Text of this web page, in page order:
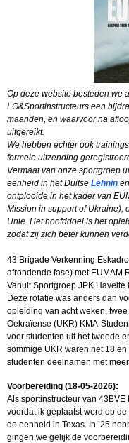
Op deze website besteden we
LO&Sportinstructeurs een
maanden, en waarvoor na
uitgereikt.
We hebben echter ook
formele uitzending
Vermaat van onze sportgroep
eenheid in het Duitse Lehnin
ontplooide in het kader van
Mission in support of Ukraine),
Unie. Het hoofddoel is het
zodat zij zich beter kunnen
43 Brigade Verkenning
afrondende fase) met EUMAM
Vanuit Sportgroep JPK
Deze rotatie was anders dan
opleiding van acht weken,
Oekraïense (UKR) KMA-
voor studenten uit het tweede
sommige UKR waren net 18
studenten deelnamen met
Voorbereiding (18-05-2026):
Als sportinstructeur van 43BVE
voordat ik geplaatst werd op
de eenheid in Texas. In ’25
gingen we gelijk de